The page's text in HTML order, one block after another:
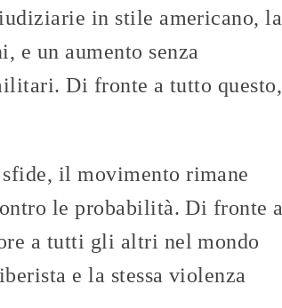
in stile americano, la
e un aumento senza
Di fronte a tutto questo,
sfide, il movimento rimane
le probabilità. Di fronte a
a tutti gli altri nel mondo
e la stessa violenza